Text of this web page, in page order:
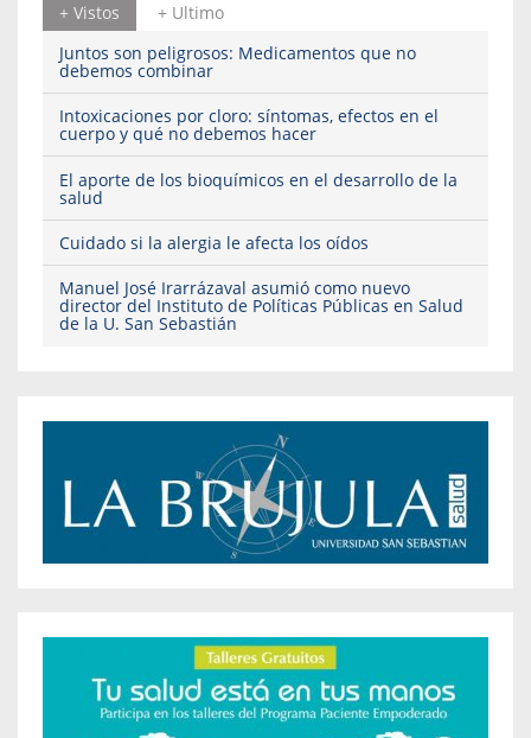
+ Vistos
+ Ultimo
Juntos son peligrosos: Medicamentos que no
debemos combinar
Intoxicaciones por cloro: síntomas, efectos en el
cuerpo y qué no debemos hacer
El aporte de los bioquímicos en el desarrollo de la
salud
Cuidado si la alergia le afecta los oídos
Manuel José Irarrázaval asumió como nuevo
director del Instituto de Políticas Públicas en Salud
de la U. San Sebastián